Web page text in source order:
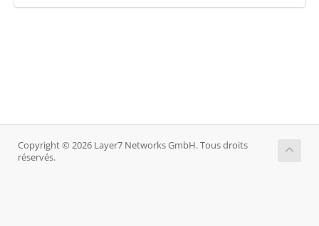
Copyright © 2026 Layer7 Networks GmbH. Tous droits
réservés.